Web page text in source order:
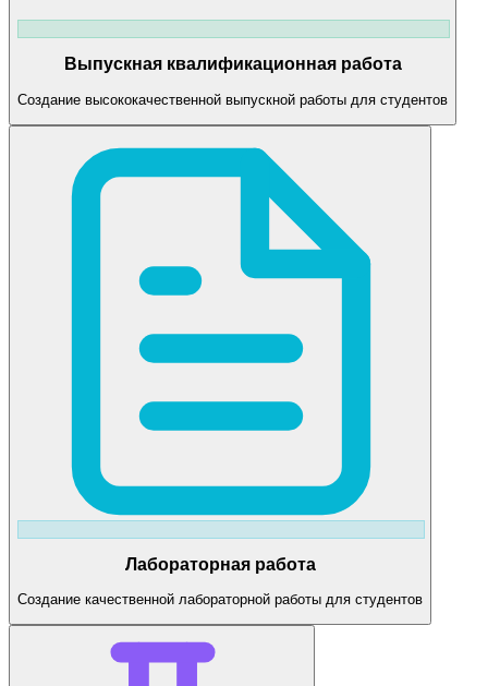
Выпускная квалификационная работа
Создание высококачественной выпускной работы для студентов
Лабораторная работа
Создание качественной лабораторной работы для студентов